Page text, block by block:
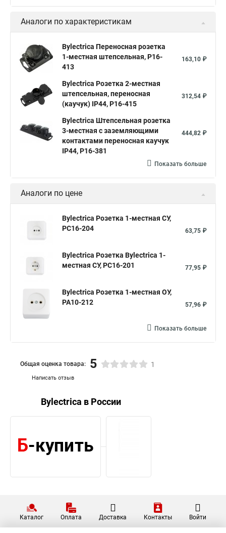
Аналоги по характеристикам
Bylectrica Переносная розетка
1-местная штепсельная, Р16-
413
163,10 ₽
Bylectrica Розетка 2-местная
штепсельная, переносная
(каучук) IP44, Р16-415
312,54 ₽
Bylectrica Штепсельная розетка
3-местная с заземляющими
контактами переносная каучук
IP44, Р16-381
444,82 ₽
Показать больше
Аналоги по цене
Bylectrica Розетка 1-местная СУ,
РС16-204
63,75 ₽
Bylectrica Розетка Bylectrica 1-
местная СУ, РС16-201
77,95 ₽
Bylectrica Розетка 1-местная ОУ,
РА10-212
57,96 ₽
Показать больше
Написать отзыв
Общая оценка товара: 5 1
Bylectrica в России
Каталог Оплата Доставка Контакты Войти